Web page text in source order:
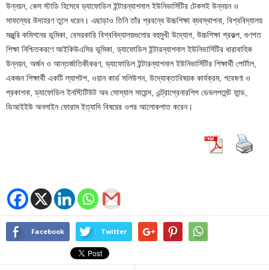
উন্নয়ন, কেস স্টাডি হিসেবে ড্যাফোডিল ইন্টারন্যাশনাল ইউনিভার্সিটির টেকসই উন্নয়ন ও
সাফল্যের উদাহরণ তুলে ধরেন। এছাড়াও তিনি তাঁর প্রবন্ধে উচ্চশিক্ষা ব্যবস্থাপনা, বিশ্ববিদ্যালয়
মঞ্জুরি কমিশনের ভূমিকা, বেসরকারি বিশ্ববিদ্যালয়গুলোর বহুমুখী উদ্যোগ, উচ্চশিক্ষা প্রকল্প, গুণগত
শিক্ষা নিশ্চিতকরণে আইকিউএসির ভূমিকা, ড্যাফোডিল ইন্টারন্যাশনাল ইউনিভার্সিটির ধারাবাহিক
উন্নয়ন, অর্জন ও আন্তর্জাতিকীকরণ, ড্যাফোডিল ইন্টারন্যাশনাল ইউনিভার্সিটির শিক্ষার্থী পোর্টাল,
একজন শিক্ষার্থী একটি ল্যাপটপ, ওয়ান কার্ড সলিউশন, উদ্যোক্তাবিষয়ক কার্যক্রম, গবেষণা ও
প্রকাশনা, ড্যাফোডিল ইনস্টিটিউট অব সোস্যাল সায়েন্স, এন্ট্রাপ্রেনারশিপ ডেভলপমেন্ট ফান্ড,
ডিআইইউ অনলাইন ফোরাম ইত্যাদি বিষয়ের ওপর আলোকপাত করেন।
Facebook Twitter